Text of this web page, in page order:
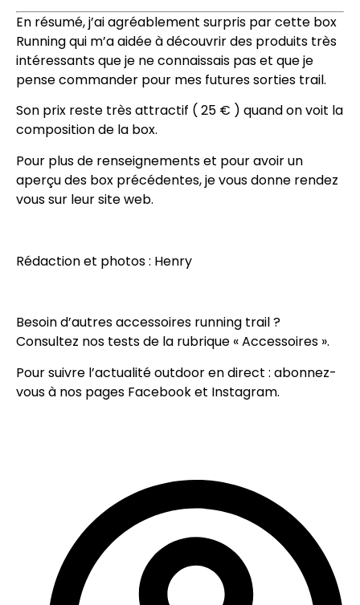
En résumé, j’ai agréablement surpris par cette box
Running qui m’a aidée à découvrir des produits très
intéressants que je ne connaissais pas et que je
pense commander pour mes futures sorties trail.
Son prix reste très attractif ( 25 € ) quand on voit la
composition de la box.
Pour plus de renseignements et pour avoir un
aperçu des box précédentes, je vous donne rendez
vous sur leursite web.
Rédaction et photos : Henry
Besoin d’autres accessoires running trail ?
Consultez nos tests de la rubrique «Accessoires ».
Pour suivre l’actualité outdoor en direct : abonnez-
vous à nos pages Facebooket Instagram.